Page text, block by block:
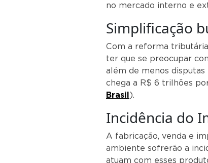
no mercado interno e
Simplificação
Com a reforma
ter que se preocupar
além de menos
chega a R$ 6 trilhões
Brasil ).
Incidência do
A fabricação, venda e
ambiente sofrerão a
atuam com esses